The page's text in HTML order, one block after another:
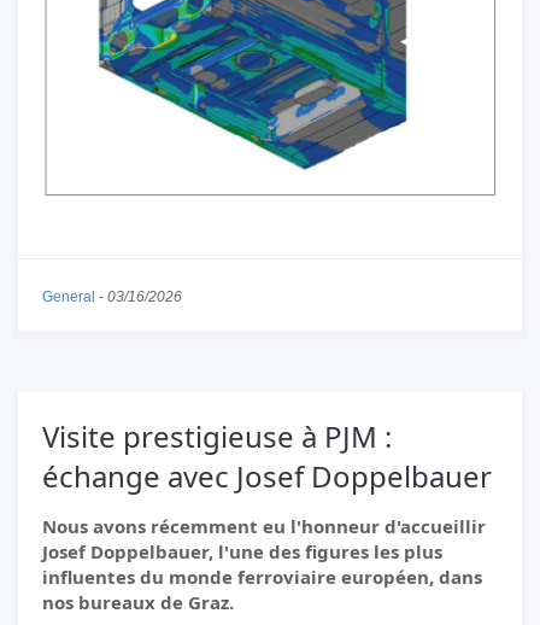
General - 03/16/2026
Visite prestigieuse à PJM :
échange avec Josef Doppelbauer
Nous avons récemment eu l'honneur d'accueillir
Josef Doppelbauer, l'une des figures les plus
influentes du monde ferroviaire européen, dans
nos bureaux de Graz.